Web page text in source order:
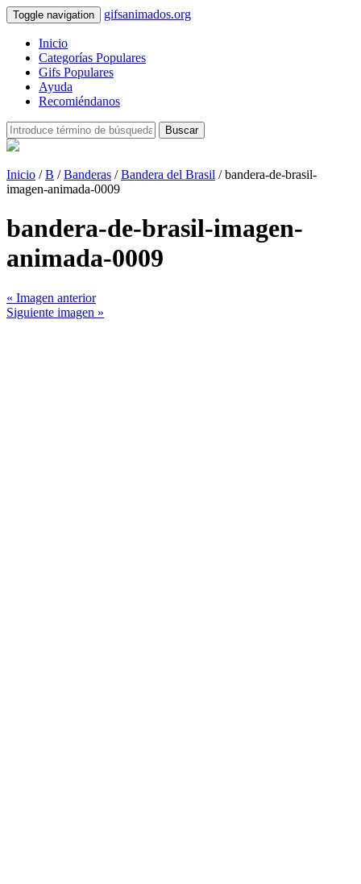
Toggle navigation gifsanimados.org
Inicio
Categorías Populares
Gifs Populares
Ayuda
Recomiéndanos
Buscar
Inicio /B /Banderas /Bandera del Brasil / bandera-de-brasil-
imagen-animada-0009
bandera-de-brasil-imagen-
animada-0009
« Imagen anterior
Siguiente imagen »